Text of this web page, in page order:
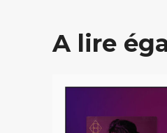
A lire